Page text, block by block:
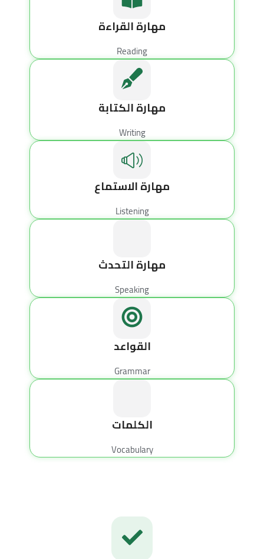
مهارة القراءة
Reading
مهارة الكتابة
Writing
مهارة الاستماع
Listening
مهارة التحدث
Speaking
القواعد
Grammar
الكلمات
Vocabulary